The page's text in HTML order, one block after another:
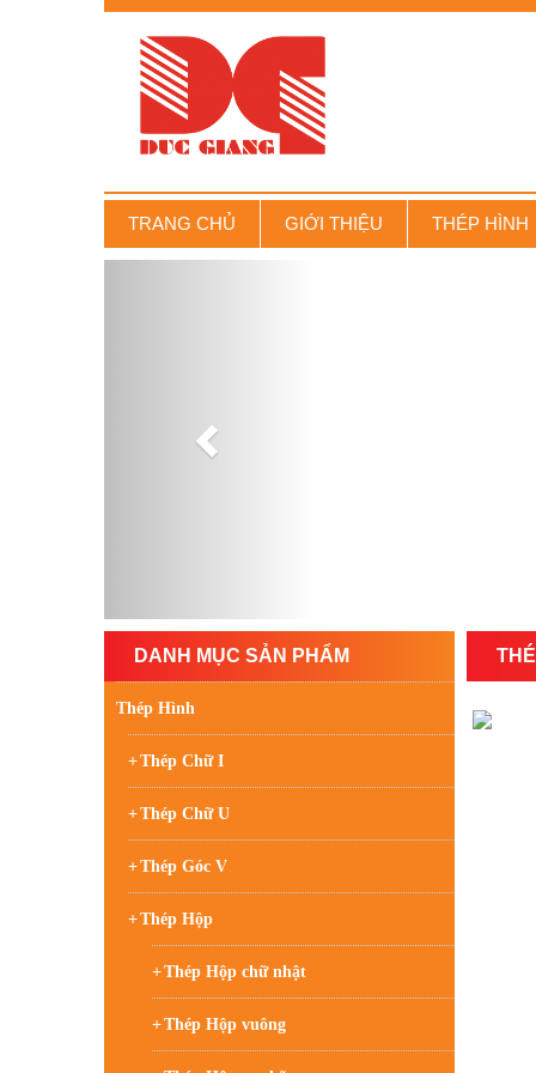
TRANG CHỦ GIỚI THIỆU THÉP HÌNH
DANH MỤC SẢN PHẨM
Thép Hình
Thép Chữ I
Thép Chữ U
Thép Góc V
Thép Hộp
Thép Hộp chữ nhật
Thép Hộp vuông